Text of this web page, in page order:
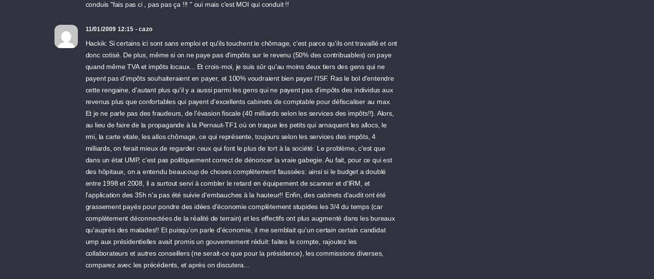
conduis "fais pas ci , pas pas ça !!! " oui mais c'est MOI qui conduit !!
11/01/2009 12:15 - cazo
Hackik: Si certains ici sont sans emploi et qu'ils touchent le chômage, c'est parce qu'ils ont travaillé et ont
donc cotisé. De plus, même si on ne paye pas d'impôts sur le revenu (50% des contribuables) on paye
quand même TVA et impôts locaux... Et crois-moi, je suis sûr qu'au moins deux tiers des gens qui ne
payent pas d'impôts souhaiteraient en payer, et 100% voudraient bien payer l'ISF. Ras le bol d'entendre
cette rengaine, d'autant plus qu'il y a aussi parmi les gens qui ne payent pas d'impôts des individus aux
revenus plus que confortables qui payent d'excellents cabinets de comptable pour défiscaliser au max.
Et je ne parle pas des fraudeurs, de l'évasion fiscale (40 milliards selon les services des impôts!!). Alors,
au lieu de faire de la propagande à la Pernaut-TF1 où on traque les petits qui arnaquent les allocs, le
rmi, la carte vitale, les allos chômage, ce qui représente, toujours selon les services des impôts, 4
milliards, on ferait mieux de regarder ceux qui font le plus de tort à la société: Le problème, c'est que
dans un état UMP, c'est pas politiquement correct de dénoncer la vraie gabegie. Au fait, pour ce qui est
des hôpitaux, on a entendu beaucoup de choses complètement faussées: ainsi si le budget a doublé
entre 1998 et 2008, il a surtout servi à combler le retard en équipement de scanner et d'IRM, et
l'application des 35h n'a pas été suivie d'embauches à la hauteur!! Enfin, des cabinets d'audit ont été
grassement payés pour pondre des idées d'économie complètement stupides les 3/4 du temps (car
complètement déconnectées de la réalité de terrain) et les effectifs ont plus augmenté dans les bureaux
qu'auprès des malades!! Et puisqu'on parle d'économie, il me semblait qu'un certain certain candidat
ump aux présidentielles avait promis un gouvernement réduit: faites le compte, rajoutez les
collaborateurs et autres conseillers (ne serait-ce que pour la présidence), les commissions diverses,
comparez avec les précédents, et après on discutera...